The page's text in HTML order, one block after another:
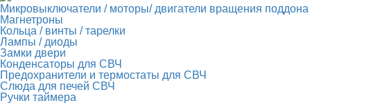
Микровыключатели / моторы/ двигатели вращения поддона
Магнетроны
Кольца / винты / тарелки
Лампы / диоды
Замки двери
Конденсаторы для СВЧ
Предохранители и термостаты для СВЧ
Слюда для печей СВЧ
Ручки таймера